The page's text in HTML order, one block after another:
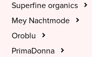
Superfine organics
Mey Nachtmode
Oroblu
PrimaDonna